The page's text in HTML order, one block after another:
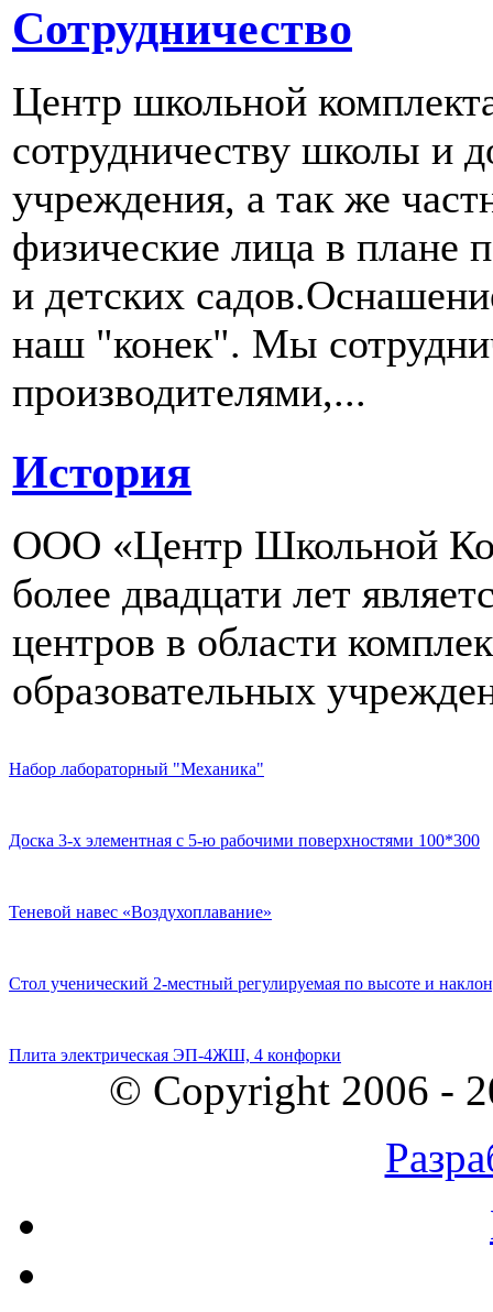
Сотрудничество
Центр школьной
сотрудничеству школы и
учреждения, а так же
физические лица в плане
и детских
наш "конек". Мы
производителями,...
История
ООО «Центр Школьной
более двадцати лет
центров в области
образовательных
Набор лабораторный "Механика"
Доска 3-х элементная с 5-ю рабочими поверхностями 100*300
Теневой навес «Воздухоплавание»
Стол ученический 2-местный регулируемая по высоте и
Плита электрическая ЭП-4ЖШ, 4 конфорки
© Copyright 2006 -